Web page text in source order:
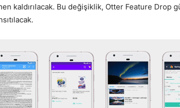
kaldırılacak. Bu değişiklik, Otter Feature Drop